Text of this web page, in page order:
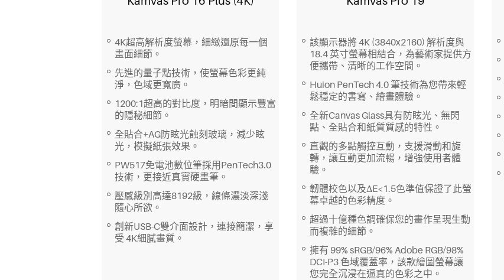
4K超高解析度螢幕，細緻還原每一個
畫面細節。
先進的量子點技術，使螢幕色彩更純
淨，色域更寬廣。
1200:1超高的對比度，明暗間顯示豐富
的隱秘細節。
全貼合+AG防眩光蝕刻玻璃，減少眩
光，模擬紙張效果。
PW517免電池數位筆採用PenTech3.0
技術，更接近真實硬畫筆。
壓感級別高達8192級，線條濃淡深淺
隨心所欲。
創新USB-C雙介面設計，連接簡潔，享
受 4K細膩畫質。
該顯示器將 4K (3840x2160) 解析度與
18.4 英寸螢幕相結合，為藝術家提供方
便攜帶、清晰的工作空間。
Huion PenTech 4.0 筆技術為您帶來輕
鬆穩定的書寫、繪畫體驗。
全新Canvas Glass具有防眩光、無閃
點、全貼合和紙質質感的特性。
直觀的多點觸控互動，支援滑動和旋
轉，讓互動更加流暢，增強使用者體
驗。
韌體校色以及ΔE<1.5色準值保證了此螢
幕卓越的色彩精度。
超過十億種色調確保您的畫作呈現生動
而複雜的細節。
擁有 99% sRGB/96% Adobe RGB/98%
DCI-P3 色域覆蓋率，該款繪圖螢幕讓
您完全沉浸在逼真的色彩之中。